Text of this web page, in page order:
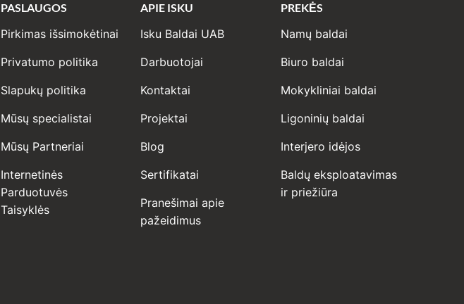
PASLAUGOS
Pirkimas išsimokėtinai
Privatumo politika
Slapukų politika
Mūsų specialistai
Mūsų Partneriai
Internetinės
Parduotuvės
Taisyklės
APIE ISKU
Isku Baldai UAB
Darbuotojai
Kontaktai
Projektai
Blog
Sertifikatai
Pranešimai apie
pažeidimus
PREKĖS
Namų baldai
Biuro baldai
Mokykliniai baldai
Ligoninių baldai
Interjero idėjos
Baldų eksploatavimas
ir priežiūra